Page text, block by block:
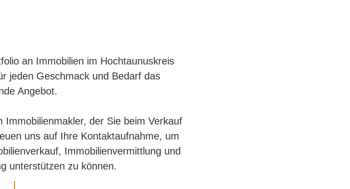
an Immobilien im Hochtaunuskreis
jeden Geschmack und Bedarf das
Angebot.
Immobilienmakler, der Sie beim Verkauf
uns auf Ihre Kontaktaufnahme, um
Immobilienvermittlung und
unterstützen zu können.